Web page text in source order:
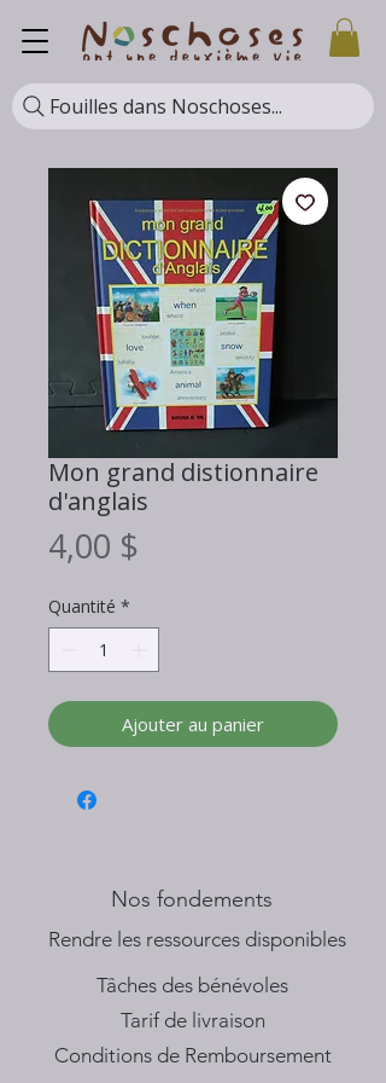
Fouilles dans Noschoses...
Mon grand distionnaire
d'anglais
4,00 $
Quantité *
Ajouter au panier
Nos fondements
​Rendre les ressources disponibles
Tâches des bénévoles
Tarif de livraison
Conditions de Remboursement